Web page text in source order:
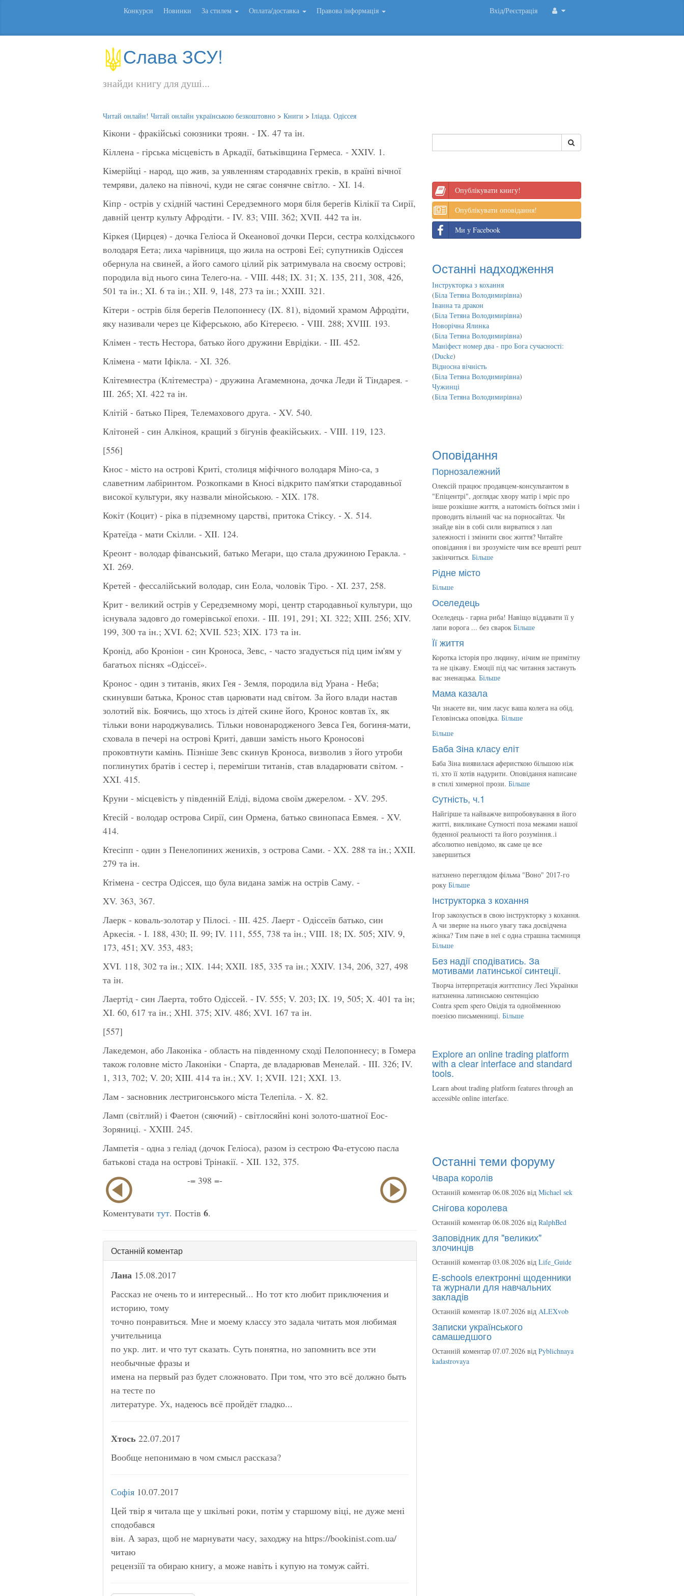
Конкурси Новинки За стилем Оплата/доставка Правова інформація Вхід/Реєстрація
Слава ЗСУ!
знайди книгу для душі...
Читай онлайн! Читай онлайн українською безкоштовно > Книги > Іліада. Одіссея
Кікони - фракійські союзники троян. - IX. 47 та ін.
Кіллена - гірська місцевість в Аркадії, батьківщина Гермеса. - XXIV. 1.
Кімерійці - народ, що жив, за уявленням стародавніх греків, в країні вічної
темряви, далеко на півночі, куди не сягає сонячне світло. - XI. 14.
Кіпр - острів у східній частині Середземного моря біля берегів Кілікії та Сирії,
давній центр культу Афродіти. - IV. 83; VIII. 362; XVII. 442 та ін.
Кіркея (Цирцея) - дочка Геліоса й Океанової дочки Перси, сестра колхідського
володаря Еета; лиха чарівниця, що жила на острові Ееї; супутників Одіссея
обернула на свиней, а його самого цілий рік затримувала на своєму острові;
породила від нього сина Телего-на. - VIII. 448; IX. 31; X. 135, 211, 308, 426,
501 та ін.; XI. 6 та ін.; XII. 9, 148, 273 та ін.; XXIII. 321.
Кітери - острів біля берегів Пелопоннесу (IX. 81), відомий храмом Афродіти,
яку називали через це Кіферською, або Кітереєю. - VIII. 288; XVIII. 193.
Клімен - тесть Нестора, батько його дружини Еврідіки. - III. 452.
Клімена - мати Іфікла. - XI. 326.
Клітемнестра (Клітеместра) - дружина Агамемнона, дочка Леди й Тіндарея. -
III. 265; XI. 422 та ін.
Клітій - батько Пірея, Телемахового друга. - XV. 540.
Клітоней - син Алкіноя, кращий з бігунів феакійських. - VIII. 119, 123.
[556]
Кнос - місто на острові Криті, столиця міфічного володаря Міно-са, з
славетним лабіринтом. Розкопками в Кносі відкрито пам'ятки стародавньої
високої культури, яку назвали мінойською. - XIX. 178.
Кокіт (Коцит) - ріка в підземному царстві, притока Стіксу. - X. 514.
Кратеїда - мати Скілли. - XII. 124.
Креонт - володар фіванський, батько Мегари, що стала дружиною Геракла. -
XI. 269.
Кретей - фессалійський володар, син Еола, чоловік Тіро. - XI. 237, 258.
Крит - великий острів у Середземному морі, центр стародавньої культури, що
існувала задовго до гомерівської епохи. - III. 191, 291; XI. 322; XIII. 256; XIV.
199, 300 та ін.; XVI. 62; XVII. 523; XIX. 173 та ін.
Кронід, або Кроніон - син Кроноса, Зевс, - часто згадується під цим ім'ям у
багатьох піснях «Одіссеї».
Кронос - один з титанів, яких Гея - Земля, породила від Урана - Неба;
скинувши батька, Кронос став царювати над світом. За його влади настав
золотий вік. Боячись, що хтось із дітей скине його, Кронос ковтав їх, як
тільки вони народжувались. Тільки новонародженого Зевса Гея, богиня-мати,
сховала в печері на острові Криті, давши замість нього Кроносові
проковтнути камінь. Пізніше Зевс скинув Кроноса, визволив з його утроби
поглинутих братів і сестер і, перемігши титанів, став владарювати світом. -
XXI. 415.
Круни - місцевість у південній Еліді, відома своїм джерелом. - XV. 295.
Ктесій - володар острова Сирії, син Ормена, батько свинопаса Евмея. - XV.
414.
Ктесіпп - один з Пенелопиних женихів, з острова Сами. - XX. 288 та ін.; XXII.
279 та ін.
Ктімена - сестра Одіссея, що була видана заміж на острів Саму. -
XV. 363, 367.
Лаерк - коваль-золотар у Пілосі. - III. 425. Лаерт - Одіссеїв батько, син
Аркесія. - І. 188, 430; II. 99; IV. 111, 555, 738 та ін.; VIII. 18; IX. 505; XIV. 9,
173, 451; XV. 353, 483;
XVI. 118, 302 та ін.; XIX. 144; XXII. 185, 335 та ін.; XXIV. 134, 206, 327, 498
та ін.
Лаертід - син Лаерта, тобто Одіссей. - IV. 555; V. 203; IX. 19, 505; X. 401 та ін;
XI. 60, 617 та ін.; ХНІ. 375; XIV. 486; XVI. 167 та ін.
[557]
Лакедемон, або Лаконіка - область на південному сході Пелопоннесу; в Гомера
також головне місто Лаконіки - Спарта, де владарював Менелай. - III. 326; IV.
1, 313, 702; V. 20; XIII. 414 та ін.; XV. 1; XVII. 121; XXI. 13.
Лам - засновник лестригонського міста Телепіла. - X. 82.
Ламп (світлий) і Фаетон (сяючий) - світлосяйні коні золото-шатної Еос-
Зоряниці. - XXIII. 245.
Лампетія - одна з геліад (дочок Геліоса), разом із сестрою Фа-етусою пасла
батькові стада на острові Трінакії. - XII. 132, 375.
-= 398 =-
Коментувати тут. Постів 6.
Останній коментар
Лана 15.08.2017
Рассказ не очень то и интересный... Но тот кто любит приключения и
историю, тому
точно понравиться. Мне и моему классу это задала читать моя любимая
учительница
по укр. лит. и что тут сказать. Суть понятна, но запомнить все эти
необычные фразы и
имена на первый раз будет сложновато. При том, что это всё должно быть
на тесте по
литературе. Ух, надеюсь всё пройдёт гладко...
Хтось 22.07.2017
Вообще непонимаю в чом смысл рассказа?
Софія 10.07.2017
Цей твір я читала ще у шкільні роки, потім у старшому віці, не дуже мені
сподобався
він. А зараз, щоб не марнувати часу, заходжу на https://bookinist.com.ua/
читаю
рецензіїї та обираю книгу, а може навіть і купую на томуж сайті.
Опублікувати книгу!
Опублікувати оповідання!
Ми у Facebook
Останні надходження
Інструкторка з кохання
(Біла Тетяна Володимирівна)
Іванна та дракон
(Біла Тетяна Володимирівна)
Новорічна Ялинка
(Біла Тетяна Володимирівна)
Маніфест номер два - про Бога сучасності:
(Ducke)
Відносна вічність
(Біла Тетяна Володимирівна)
Чужинці
(Біла Тетяна Володимирівна)
Оповідання
Порнозалежний
Олексій працює продавцем-консультантом в
"Епіцентрі", доглядає хвору матір і мріє про
інше розкішне життя, а натомість боїться змін і
проводить вільний час на порносайтах. Чи
знайде він в собі сили вирватися з лап
залежності і змінити своє життя? Читайте
оповідання і ви зрозумієте чим все врешті решт
закінчиться. Більше
Рідне місто
Більше
Оселедець
Оселедець - гарна риба! Навіщо віддавати її у
лапи ворога ... без сварок Більше
Її життя
Коротка історія про людину, нічим не примітну
та не цікаву. Емоції під час читання застануть
вас зненацька. Більше
Мама казала
Чи знаєете ви, чим ласує ваша колега на обід.
Геловінська оповідка. Більше
Більше
Баба Зіна класу еліт
Баба Зіна виявилася аферисткою більшою ніж
ті, хто її хотів надурити. Оповідання написане
в стилі химерної прози. Більше
Сутність, ч.1
Найгірше та найважче випробовування в його
житті, викликане Сутності поза межами нашої
буденної реальності та його розуміння..і
абсолютно невідомо, як саме це все
завершиться
натхнено переглядом фільма "Воно" 2017-го
року Більше
Інструкторка з кохання
Ігор закохується в свою інструкторку з кохання.
А чи зверне на нього увагу така досвідчена
жінка? Тим паче в неї є одна страшна таємниця
Більше
Без надії сподіватись. За
мотивами латинської синтеції.
Творча інтерпретація життєпису Лесі Українки
натхненна латинською сентенцією
Contra spem spero Овідія та однойменною
поезією письменниці. Більше
Explore an online trading platform
with a clear interface and standard
tools.
Learn about trading platform features through an
accessible online interface.
Останні теми форуму
Чвара королів
Останній коментар 06.08.2026 від Michael sek
Снігова королева
Останній коментар 06.08.2026 від RalphBed
Заповідник для "великих"
злочинців
Останній коментар 03.08.2026 від Life_Guide
E-schools електронні щоденники
та журнали для навчальних
закладів
Останній коментар 18.07.2026 від ALEXvob
Записки українського
самашедшого
Останній коментар 07.07.2026 від Pyblichnaya
kadastrovaya